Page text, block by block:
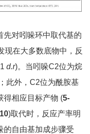
先对吲哚环中取代基的
现在大多数底物中，反
d.r)。当吲哚C2位为烷
此外，C2位为酰胺基
得相应目标产物 (5-
10)取代时，反应产率明
的自由基加成步骤受